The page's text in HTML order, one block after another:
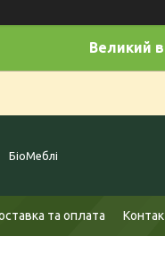
Великий
БіоМеблі
та оплата